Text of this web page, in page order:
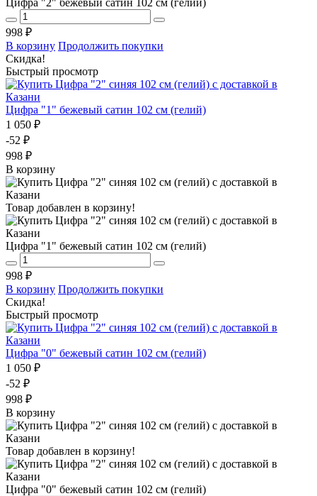
998 ₽
В корзину Продолжить покупки
Скидка!
Быстрый просмотр
Цифра "1" бежевый сатин 102 см (гелий)
1 050 ₽
-52 ₽
998 ₽
В корзину
Товар добавлен в корзину!
Цифра "1" бежевый сатин 102 см (гелий)
998 ₽
В корзину Продолжить покупки
Скидка!
Быстрый просмотр
Цифра "0" бежевый сатин 102 см (гелий)
1 050 ₽
-52 ₽
998 ₽
В корзину
Товар добавлен в корзину!
Цифра "0" бежевый сатин 102 см (гелий)